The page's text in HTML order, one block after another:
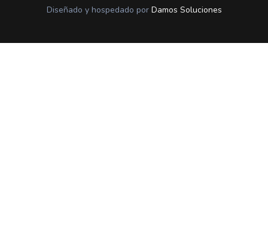
Diseñado y hospedado por Damos Soluciones